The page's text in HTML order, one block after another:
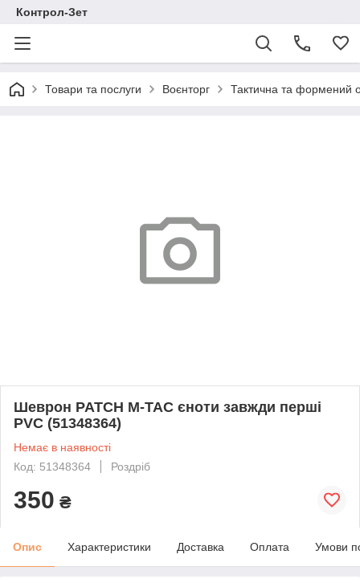
Контрол-Зет
Товари та послуги Воєнторг Тактична та формений
Шеврон PATCH M-TAC єноти завжди перші
PVC (51348364)
Немає в наявності
Код: 51348364
Роздріб
350 ₴
Опис Характеристики Доставка Оплата Умови